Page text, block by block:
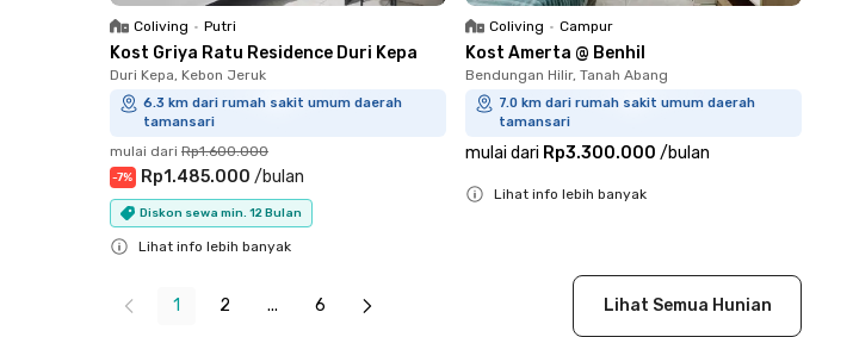
Coliving • Putri
Kost Griya Ratu Residence Duri Kepa
Duri Kepa, Kebon Jeruk
6.3 km dari rumah sakit umum daerah
tamansari
mulai dari Rp1.600.000
-7% Rp1.485.000 /bulan
Diskon sewa min. 12 Bulan
Lihat info lebih banyak
Coliving • Campur
Kost Amerta @ Benhil
Bendungan Hilir, Tanah Abang
7.0 km dari rumah sakit umum daerah
tamansari
mulai dari Rp3.300.000 /bulan
Lihat info lebih banyak
1 2 ... 6 Lihat Semua Hunian